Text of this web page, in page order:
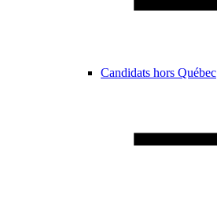
Candidats hors Québec